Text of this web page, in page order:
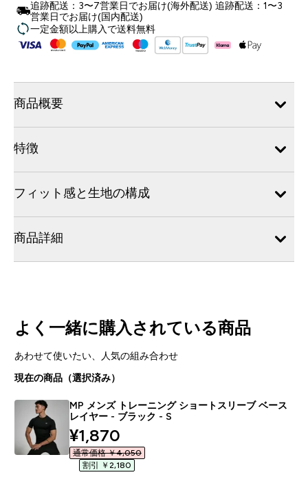
追跡配送：3〜7営業日でお届け(海外配送) 追跡配送：1〜3
営業日でお届け(国内配送)
一定金額以上購入で送料無料
商品概要
特徴
フィット感と生地の構成
商品詳細
よく一緒に購入されている商品
あわせて使いたい、人気の組み合わせ
現在の商品（選択済み）
MP メンズ トレーニング ショートスリーブ ベース
レイヤー - ブラック - S
discounted price
¥1,870‎
通常価格 ￥4,050‎
割引 ￥2,180‎